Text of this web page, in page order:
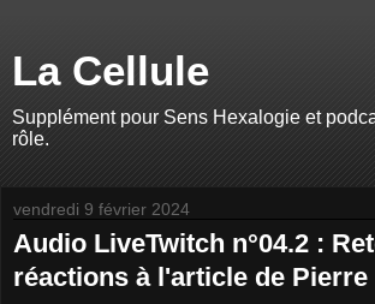
La Cellule
Supplément pour Sens Hexalogie et
rôle.
vendredi 9 février 2024
Audio LiveTwitch n°04.2 :
réactions à l'article de Pierre